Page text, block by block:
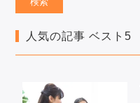
人気の記事 ベスト5